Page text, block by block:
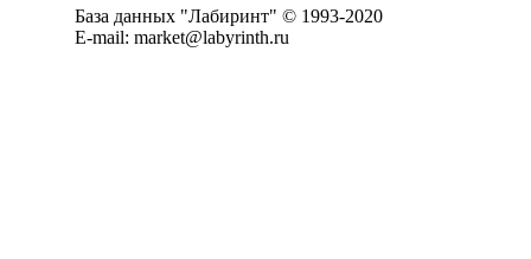
База данных "Лабиринт" © 1993-2020
E-mail: market@labyrinth.ru